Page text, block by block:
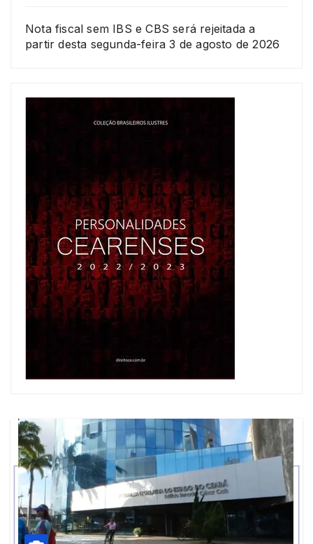
Nota fiscal sem IBS e CBS será rejeitada a
partir desta segunda-feira 3 de agosto de 2026